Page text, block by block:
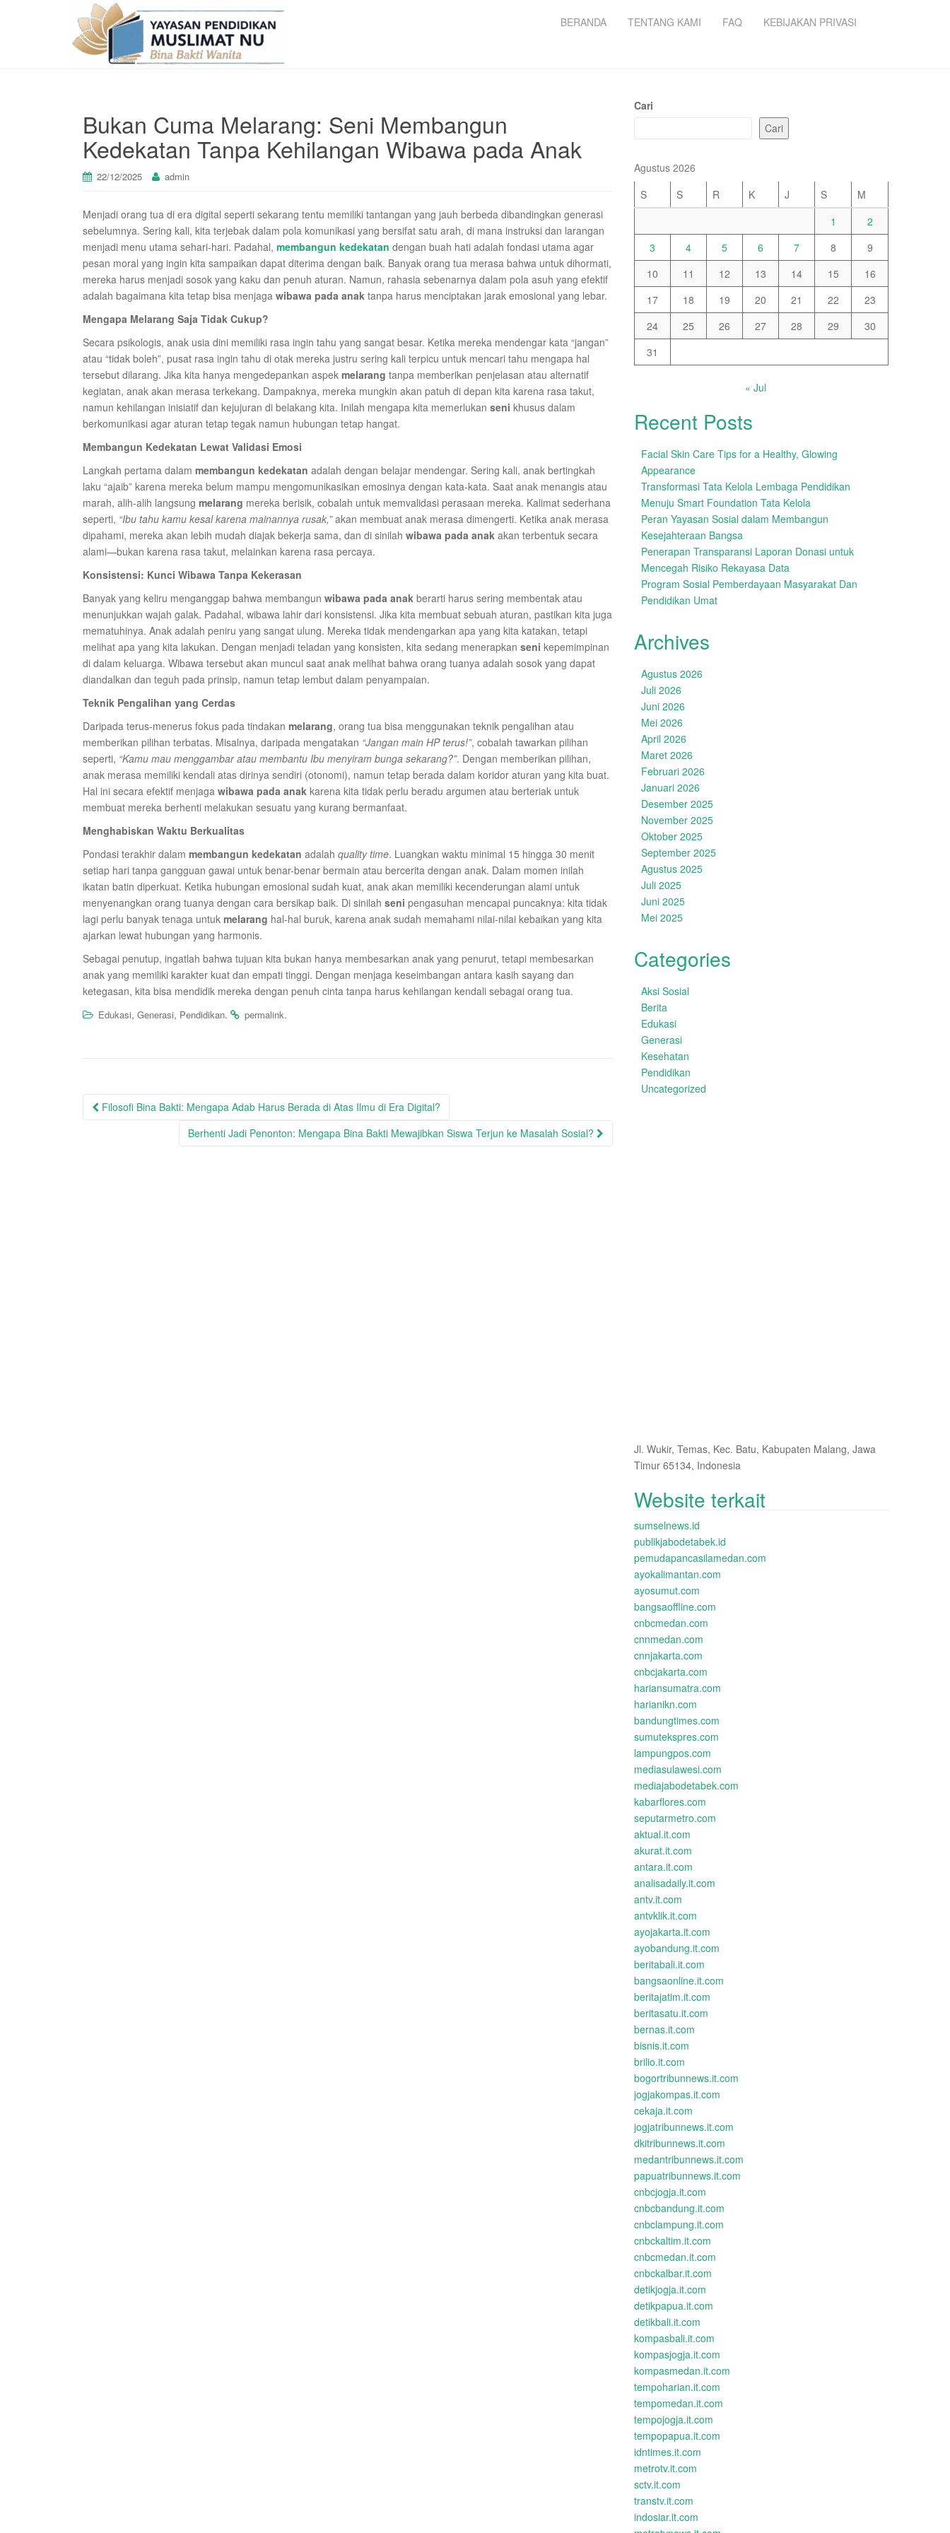
BERANDA TENTANG KAMI FAQ KEBIJAKAN PRIVASI
Bukan Cuma Melarang: Seni Membangun
Kedekatan Tanpa Kehilangan Wibawa pada Anak
22/12/2025 admin
Menjadi orang tua di era digital seperti sekarang tentu memiliki tantangan yang jauh berbeda dibandingkan generasi
sebelumnya. Sering kali, kita terjebak dalam pola komunikasi yang bersifat satu arah, di mana instruksi dan larangan
menjadi menu utama sehari-hari. Padahal, membangun kedekatan dengan buah hati adalah fondasi utama agar
pesan moral yang ingin kita sampaikan dapat diterima dengan baik. Banyak orang tua merasa bahwa untuk dihormati,
mereka harus menjadi sosok yang kaku dan penuh aturan. Namun, rahasia sebenarnya dalam pola asuh yang efektif
adalah bagaimana kita tetap bisa menjaga wibawa pada anak tanpa harus menciptakan jarak emosional yang lebar.
Mengapa Melarang Saja Tidak Cukup?
Secara psikologis, anak usia dini memiliki rasa ingin tahu yang sangat besar. Ketika mereka mendengar kata “jangan”
atau “tidak boleh”, pusat rasa ingin tahu di otak mereka justru sering kali terpicu untuk mencari tahu mengapa hal
tersebut dilarang. Jika kita hanya mengedepankan aspek melarang tanpa memberikan penjelasan atau alternatif
kegiatan, anak akan merasa terkekang. Dampaknya, mereka mungkin akan patuh di depan kita karena rasa takut,
namun kehilangan inisiatif dan kejujuran di belakang kita. Inilah mengapa kita memerlukan seni khusus dalam
berkomunikasi agar aturan tetap tegak namun hubungan tetap hangat.
Membangun Kedekatan Lewat Validasi Emosi
Langkah pertama dalam membangun kedekatan adalah dengan belajar mendengar. Sering kali, anak bertingkah
laku “ajaib” karena mereka belum mampu mengomunikasikan emosinya dengan kata-kata. Saat anak menangis atau
marah, alih-alih langsung melarang mereka berisik, cobalah untuk memvalidasi perasaan mereka. Kalimat sederhana
seperti, “Ibu tahu kamu kesal karena mainannya rusak,”akan membuat anak merasa dimengerti. Ketika anak merasa
dipahami, mereka akan lebih mudah diajak bekerja sama, dan di sinilah wibawa pada anak akan terbentuk secara
alami—bukan karena rasa takut, melainkan karena rasa percaya.
Konsistensi: Kunci Wibawa Tanpa Kekerasan
Banyak yang keliru menganggap bahwa membangun wibawa pada anak berarti harus sering membentak atau
menunjukkan wajah galak. Padahal, wibawa lahir dari konsistensi. Jika kita membuat sebuah aturan, pastikan kita juga
mematuhinya. Anak adalah peniru yang sangat ulung. Mereka tidak mendengarkan apa yang kita katakan, tetapi
melihat apa yang kita lakukan. Dengan menjadi teladan yang konsisten, kita sedang menerapkan seni kepemimpinan
di dalam keluarga. Wibawa tersebut akan muncul saat anak melihat bahwa orang tuanya adalah sosok yang dapat
diandalkan dan teguh pada prinsip, namun tetap lembut dalam penyampaian.
Teknik Pengalihan yang Cerdas
Daripada terus-menerus fokus pada tindakan melarang, orang tua bisa menggunakan teknik pengalihan atau
memberikan pilihan terbatas. Misalnya, daripada mengatakan “Jangan main HP terus!”, cobalah tawarkan pilihan
seperti, “Kamu mau menggambar atau membantu Ibu menyiram bunga sekarang?”. Dengan memberikan pilihan,
anak merasa memiliki kendali atas dirinya sendiri (otonomi), namun tetap berada dalam koridor aturan yang kita buat.
Hal ini secara efektif menjaga wibawa pada anak karena kita tidak perlu beradu argumen atau berteriak untuk
membuat mereka berhenti melakukan sesuatu yang kurang bermanfaat.
Menghabiskan Waktu Berkualitas
Pondasi terakhir dalam membangun kedekatan adalah quality time. Luangkan waktu minimal 15 hingga 30 menit
setiap hari tanpa gangguan gawai untuk benar-benar bermain atau bercerita dengan anak. Dalam momen inilah
ikatan batin diperkuat. Ketika hubungan emosional sudah kuat, anak akan memiliki kecenderungan alami untuk
menyenangkan orang tuanya dengan cara bersikap baik. Di sinilah seni pengasuhan mencapai puncaknya: kita tidak
lagi perlu banyak tenaga untuk melarang hal-hal buruk, karena anak sudah memahami nilai-nilai kebaikan yang kita
ajarkan lewat hubungan yang harmonis.
Sebagai penutup, ingatlah bahwa tujuan kita bukan hanya membesarkan anak yang penurut, tetapi membesarkan
anak yang memiliki karakter kuat dan empati tinggi. Dengan menjaga keseimbangan antara kasih sayang dan
ketegasan, kita bisa mendidik mereka dengan penuh cinta tanpa harus kehilangan kendali sebagai orang tua.
Edukasi, Generasi, Pendidikan. permalink.
Post
Filosofi Bina Bakti: Mengapa Adab Harus Berada di Atas Ilmu di Era Digital?
Berhenti Jadi Penonton: Mengapa Bina Bakti Mewajibkan Siswa Terjun ke Masalah Sosial?
Cari
Cari
Agustus 2026
S
S R K J S
M
1
2
3
4 5 6 7 8
9
10
11 12 13 14 15
16
17
18 19 20 21 22
23
24
25 26 27 28 29
30
31
« Jul
Recent Posts
Facial Skin Care Tips for a Healthy, Glowing
Appearance
Transformasi Tata Kelola Lembaga Pendidikan
Menuju Smart Foundation Tata Kelola
Peran Yayasan Sosial dalam Membangun
Kesejahteraan Bangsa
Penerapan Transparansi Laporan Donasi untuk
Mencegah Risiko Rekayasa Data
Program Sosial Pemberdayaan Masyarakat Dan
Pendidikan Umat
Archives
Agustus 2026
Juli 2026
Juni 2026
Mei 2026
April 2026
Maret 2026
Februari 2026
Januari 2026
Desember 2025
November 2025
Oktober 2025
September 2025
Agustus 2025
Juli 2025
Juni 2025
Mei 2025
Categories
Aksi Sosial
Berita
Edukasi
Generasi
Kesehatan
Pendidikan
Uncategorized
Jl. Wukir, Temas, Kec. Batu, Kabupaten Malang, Jawa
Timur 65134, Indonesia
Website terkait
sumselnews.id
publikjabodetabek.id
pemudapancasilamedan.com
ayokalimantan.com
ayosumut.com
bangsaoffline.com
cnbcmedan.com
cnnmedan.com
cnnjakarta.com
cnbcjakarta.com
hariansumatra.com
harianikn.com
bandungtimes.com
sumutekspres.com
lampungpos.com
mediasulawesi.com
mediajabodetabek.com
kabarflores.com
seputarmetro.com
aktual.it.com
akurat.it.com
antara.it.com
analisadaily.it.com
antv.it.com
antvklik.it.com
ayojakarta.it.com
ayobandung.it.com
beritabali.it.com
bangsaonline.it.com
beritajatim.it.com
beritasatu.it.com
bernas.it.com
bisnis.it.com
brilio.it.com
bogortribunnews.it.com
jogjakompas.it.com
cekaja.it.com
jogjatribunnews.it.com
dkitribunnews.it.com
medantribunnews.it.com
papuatribunnews.it.com
cnbcjogja.it.com
cnbcbandung.it.com
cnbclampung.it.com
cnbckaltim.it.com
cnbcmedan.it.com
cnbckalbar.it.com
detikjogja.it.com
detikpapua.it.com
detikbali.it.com
kompasbali.it.com
kompasjogja.it.com
kompasmedan.it.com
tempoharian.it.com
tempomedan.it.com
tempojogja.it.com
tempopapua.it.com
idntimes.it.com
metrotv.it.com
sctv.it.com
transtv.it.com
indosiar.it.com